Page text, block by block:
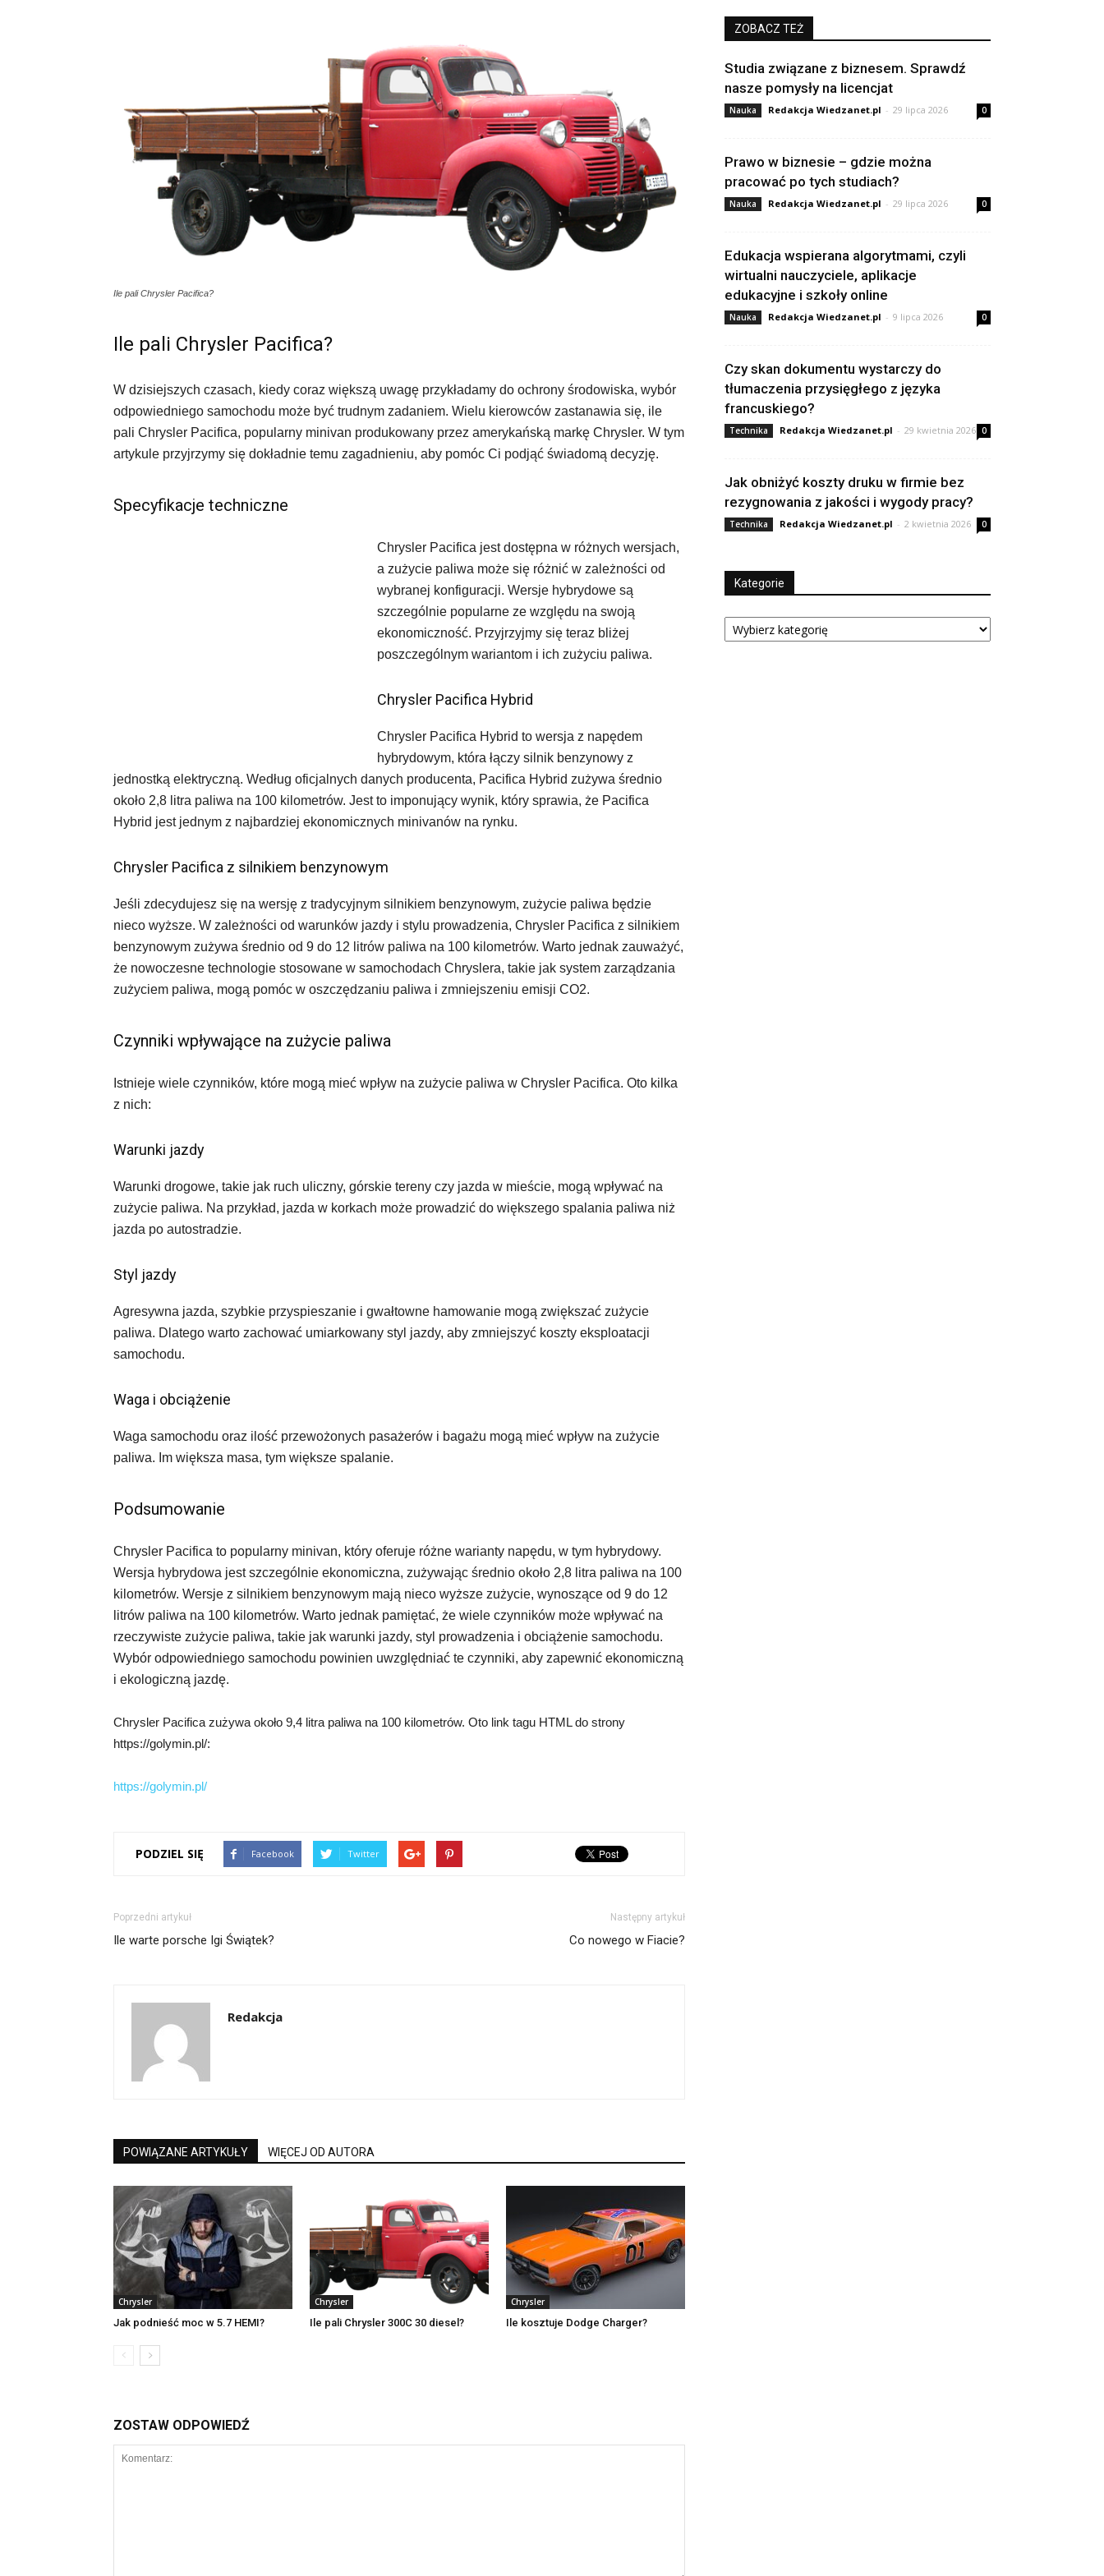
Ile pali Chrysler Pacifica?
Ile pali Chrysler Pacifica?
W dzisiejszych czasach, kiedy coraz większą uwagę przykładamy do ochrony środowiska, wybór
odpowiedniego samochodu może być trudnym zadaniem. Wielu kierowców zastanawia się, ile
pali Chrysler Pacifica, popularny minivan produkowany przez amerykańską markę Chrysler. W tym
artykule przyjrzymy się dokładnie temu zagadnieniu, aby pomóc Ci podjąć świadomą decyzję.
Specyfikacje techniczne
Chrysler Pacifica jest dostępna w różnych wersjach,
a zużycie paliwa może się różnić w zależności od
wybranej konfiguracji. Wersje hybrydowe są
szczególnie popularne ze względu na swoją
ekonomiczność. Przyjrzyjmy się teraz bliżej
poszczególnym wariantom i ich zużyciu paliwa.
Chrysler Pacifica Hybrid
Chrysler Pacifica Hybrid to wersja z napędem
hybrydowym, która łączy silnik benzynowy z
jednostką elektryczną. Według oficjalnych danych producenta, Pacifica Hybrid zużywa średnio
około 2,8 litra paliwa na 100 kilometrów. Jest to imponujący wynik, który sprawia, że Pacifica
Hybrid jest jednym z najbardziej ekonomicznych minivanów na rynku.
Chrysler Pacifica z silnikiem benzynowym
Jeśli zdecydujesz się na wersję z tradycyjnym silnikiem benzynowym, zużycie paliwa będzie
nieco wyższe. W zależności od warunków jazdy i stylu prowadzenia, Chrysler Pacifica z silnikiem
benzynowym zużywa średnio od 9 do 12 litrów paliwa na 100 kilometrów. Warto jednak zauważyć,
że nowoczesne technologie stosowane w samochodach Chryslera, takie jak system zarządzania
zużyciem paliwa, mogą pomóc w oszczędzaniu paliwa i zmniejszeniu emisji CO2.
Czynniki wpływające na zużycie paliwa
Istnieje wiele czynników, które mogą mieć wpływ na zużycie paliwa w Chrysler Pacifica. Oto kilka
z nich:
Warunki jazdy
Warunki drogowe, takie jak ruch uliczny, górskie tereny czy jazda w mieście, mogą wpływać na
zużycie paliwa. Na przykład, jazda w korkach może prowadzić do większego spalania paliwa niż
jazda po autostradzie.
Styl jazdy
Agresywna jazda, szybkie przyspieszanie i gwałtowne hamowanie mogą zwiększać zużycie
paliwa. Dlatego warto zachować umiarkowany styl jazdy, aby zmniejszyć koszty eksploatacji
samochodu.
Waga i obciążenie
Waga samochodu oraz ilość przewożonych pasażerów i bagażu mogą mieć wpływ na zużycie
paliwa. Im większa masa, tym większe spalanie.
Podsumowanie
Chrysler Pacifica to popularny minivan, który oferuje różne warianty napędu, w tym hybrydowy.
Wersja hybrydowa jest szczególnie ekonomiczna, zużywając średnio około 2,8 litra paliwa na 100
kilometrów. Wersje z silnikiem benzynowym mają nieco wyższe zużycie, wynoszące od 9 do 12
litrów paliwa na 100 kilometrów. Warto jednak pamiętać, że wiele czynników może wpływać na
rzeczywiste zużycie paliwa, takie jak warunki jazdy, styl prowadzenia i obciążenie samochodu.
Wybór odpowiedniego samochodu powinien uwzględniać te czynniki, aby zapewnić ekonomiczną
i ekologiczną jazdę.
Chrysler Pacifica zużywa około 9,4 litra paliwa na 100 kilometrów. Oto link tagu HTML do strony
https://golymin.pl/:
https://golymin.pl/
PODZIEL SIĘ Facebook Twitter
Poprzedni artykuł
Ile warte porsche Igi Świątek?
Następny artykuł
Co nowego w Fiacie?
Redakcja
POWIĄZANE ARTYKUŁY WIĘCEJ OD AUTORA
Chrysler
Jak podnieść moc w 5.7 HEMI?
Chrysler
Ile pali Chrysler 300C 30 diesel?
Chrysler
Ile kosztuje Dodge Charger?
ZOSTAW ODPOWIEDŹ
ZOBACZ TEŻ
Studia związane z biznesem. Sprawdź
nasze pomysły na licencjat
Nauka Redakcja Wiedzanet.pl - 29 lipca 2026 0
Prawo w biznesie – gdzie można
pracować po tych studiach?
Nauka Redakcja Wiedzanet.pl - 29 lipca 2026 0
Edukacja wspierana algorytmami, czyli
wirtualni nauczyciele, aplikacje
edukacyjne i szkoły online
Nauka Redakcja Wiedzanet.pl - 9 lipca 2026 0
Czy skan dokumentu wystarczy do
tłumaczenia przysięgłego z języka
francuskiego?
Technika Redakcja Wiedzanet.pl - 29 kwietnia 2026 0
Jak obniżyć koszty druku w firmie bez
rezygnowania z jakości i wygody pracy?
Technika Redakcja Wiedzanet.pl - 2 kwietnia 2026 0
Kategorie
Kategorie